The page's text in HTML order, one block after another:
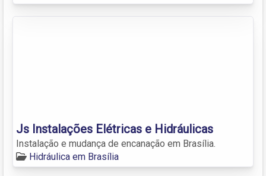
Js Instalações Elétricas e Hidráulicas
Instalação e mudança de encanação em Brasília.
Hidráulica em Brasília